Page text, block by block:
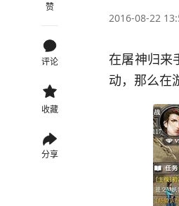
赞
评论
收藏
分享
2016-08-22
在屠神归来
动，那么在